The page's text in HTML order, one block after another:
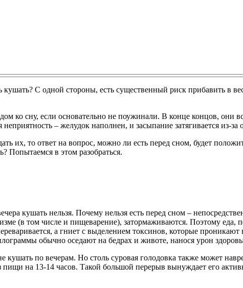
кушать? С одной стороны, есть существенный риск прибавить в
ко сну, если основательно не поужинали. В конце концов, они
– желудок наполнен, и засыпание затягивается из-
их, то ответ на вопрос, можно ли есть перед сном, будет
Попытаемся в этом разобраться.
кушать нельзя. Почему нельзя есть перед сном –
(в том числе и пищеварение), затормаживаются. Поэтому еда,
а гниет с выделением токсинов, которые
обычно оседают на бедрах и животе, нанося урон
по вечерам. Но столь суровая голодовка также может
пищи на 13-14 часов. Такой большой перерыв вынуждает его